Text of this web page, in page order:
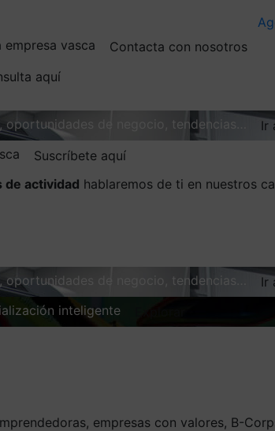
vasca
Contacta con nosotros
aquí
de negocio, tendencias…
Ir
Suscríbete aquí
de actividad hablaremos de ti en nuestros
de negocio, tendencias…
Ir
inteligente
empresas con valores, B-